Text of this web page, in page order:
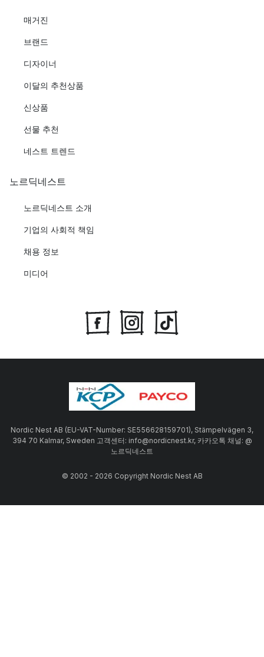
매거진
브랜드
디자이너
이달의 추천상품
신상품
선물 추천
네스트 트렌드
노르딕네스트
노르딕네스트 소개
기업의 사회적 책임
채용 정보
미디어
Nordic Nest AB (EU-VAT-Number: SE556628159701), Stämpelvägen 3,
394 70 Kalmar, Sweden 고객센터: info@nordicnest.kr, 카카오톡 채널: @
노르딕네스트
© 2002 - 2026 Copyright Nordic Nest AB